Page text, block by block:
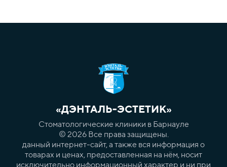
«ДЭНТАЛЬ-ЭСТЕТИК»
Стоматологические клиники в Барнауле
© 2026 Все права защищены.
данный интернет-сайт, а также вся информация о
товарах и ценах, предоставленная на нём, носит
исключительно информационный характер и ни при